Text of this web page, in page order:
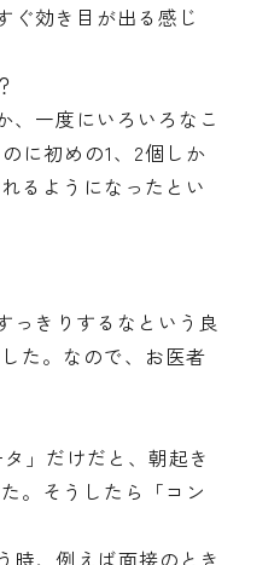
ぐ効き目が出る感じ
一度にいろいろなこ
に初めの1、2個しか
るようになった とい
っきりするなという良
た。なので、お医者
」だけだと、朝起き
。そうしたら「コン
時、例えば面接のとき